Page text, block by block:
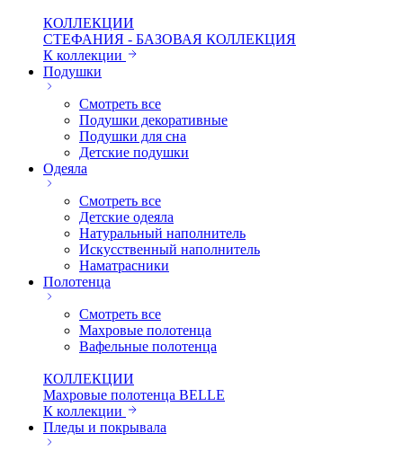
КОЛЛЕКЦИИ
СТЕФАНИЯ - БАЗОВАЯ КОЛЛЕКЦИЯ
К коллекции
Подушки
Смотреть все
Подушки декоративные
Подушки для сна
Детские подушки
Одеяла
Смотреть все
Детские одеяла
Натуральный наполнитель
Искуcственный наполнитель
Наматрасники
Полотенца
Смотреть все
Махровые полотенца
Вафельные полотенца
КОЛЛЕКЦИИ
Махровые полотенца BELLE
К коллекции
Пледы и покрывала